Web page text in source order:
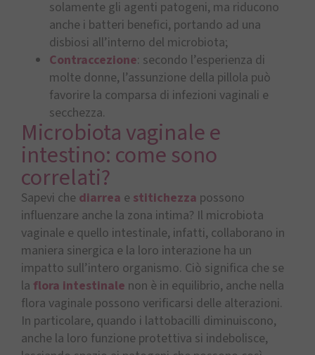
solamente gli agenti patogeni, ma riducono
anche i batteri benefici, portando ad una
disbiosi all’interno del microbiota;
Contraccezione: secondo l’esperienza di
molte donne, l’assunzione della pillola può
favorire la comparsa di infezioni vaginali e
secchezza.
Microbiota vaginale e
intestino: come sono
correlati?
Sapevi che diarrea e stitichezza possono
influenzare anche la zona intima? Il microbiota
vaginale e quello intestinale, infatti, collaborano in
maniera sinergica e la loro interazione ha un
impatto sull’intero organismo. Ciò significa che se
la flora intestinale non è in equilibrio, anche nella
flora vaginale possono verificarsi delle alterazioni.
In particolare, quando i lattobacilli diminuiscono,
anche la loro funzione protettiva si indebolisce,